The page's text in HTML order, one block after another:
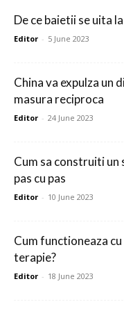
De ce baietii se uita
Editor - 5 June 2023
China va expulza un
masura reciproca
Editor - 24 June 2023
Cum sa construiti
pas cu pas
Editor - 10 June 2023
Cum functioneaza
terapie?
Editor - 18 June 2023